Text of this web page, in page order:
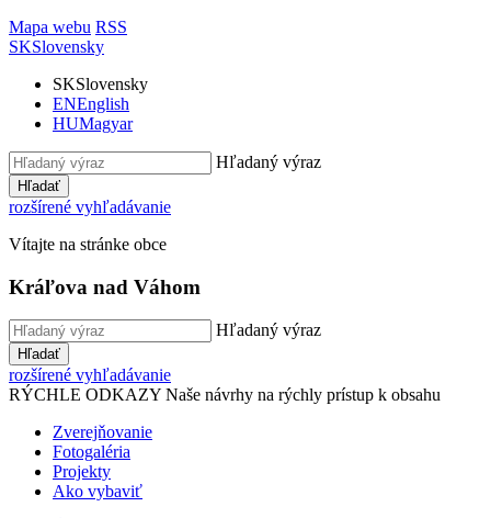
Mapa webu RSS
SKSlovensky
SKSlovensky
ENEnglish
HUMagyar
Hľadaný výraz
Hľadať
rozšírené vyhľadávanie
Vítajte na stránke obce
Kráľova nad Váhom
Hľadaný výraz
Hľadať
rozšírené vyhľadávanie
RÝCHLE ODKAZY Naše návrhy na rýchly prístup k obsahu
Zverejňovanie
Fotogaléria
Projekty
Ako vybaviť